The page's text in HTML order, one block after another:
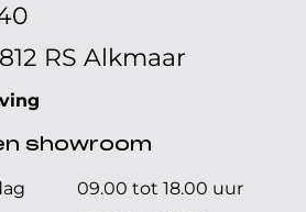
RS Alkmaar
showroom
09.00 tot 18.00 uur